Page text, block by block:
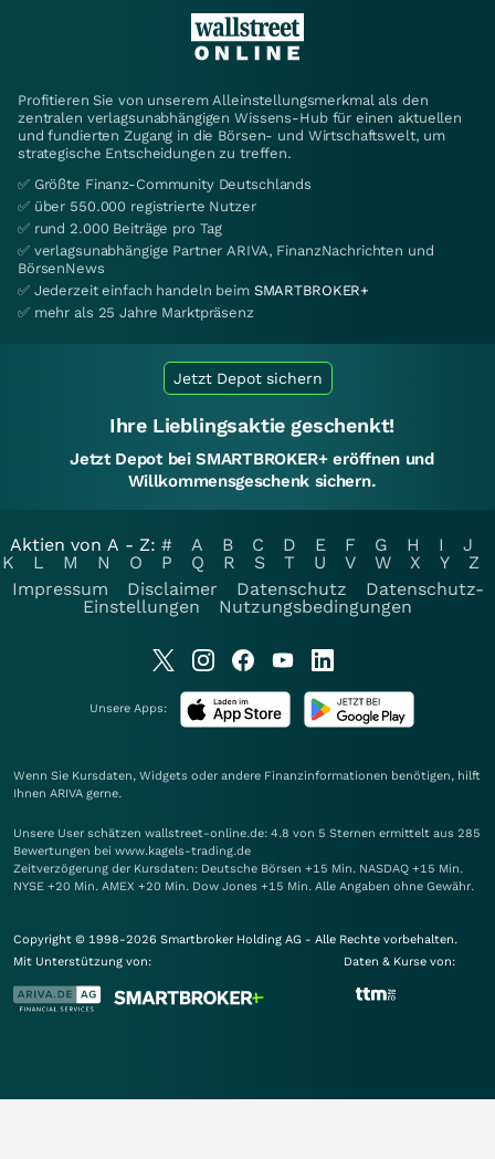
Profitieren Sie von unserem Alleinstellungsmerkmal als den
zentralen verlagsunabhängigen Wissens-Hub für einen aktuellen
und fundierten Zugang in die Börsen- und Wirtschaftswelt, um
strategische Entscheidungen zu treffen.
✅ Größte Finanz-Community Deutschlands
✅ über 550.000 registrierte Nutzer
✅ rund 2.000 Beiträge pro Tag
✅ verlagsunabhängige Partner ARIVA, FinanzNachrichten und
BörsenNews
✅ Jederzeit einfach handeln beim SMARTBROKER+
✅ mehr als 25 Jahre Marktpräsenz
Jetzt Depot sichern
Ihre Lieblingsaktie geschenkt!
Jetzt Depot bei SMARTBROKER+ eröffnen und
Willkommensgeschenk sichern.
Aktien von A - Z: # A B C D E F G H I
J
K
L M N O P Q R S T U V W X Y
Z
Impressum
Disclaimer Datenschutz
Datenschutz-
Einstellungen
Nutzungsbedingungen
Unsere Apps:
Wenn Sie Kursdaten, Widgets oder andere Finanzinformationen benötigen, hilft
Ihnen ARIVA gerne.
Unsere User schätzen wallstreet-online.de: 4.8 von 5 Sternen ermittelt aus 285
Bewertungen bei www.kagels-trading.de
Zeitverzögerung der Kursdaten: Deutsche Börsen +15 Min. NASDAQ +15 Min.
NYSE +20 Min. AMEX +20 Min. Dow Jones +15 Min. Alle Angaben ohne Gewähr.
Copyright © 1998-2026 Smartbroker Holding AG - Alle Rechte vorbehalten.
Mit Unterstützung von:
Daten & Kurse von: